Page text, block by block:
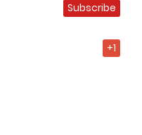
Subscribe
+1